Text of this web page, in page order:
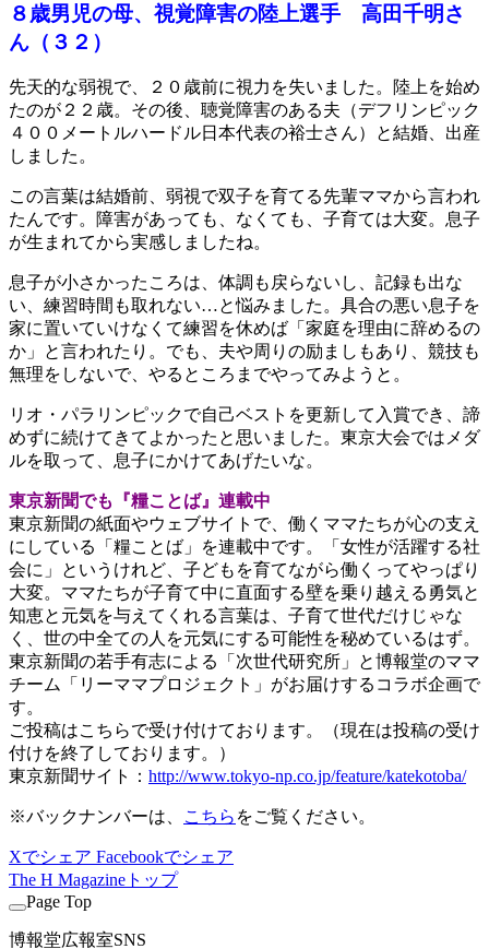
８歳男児の母、視覚障害の陸上選手 高田千明さ
ん（３２）
先天的な弱視で、２０歳前に視力を失いました。陸上を始め
たのが２２歳。その後、聴覚障害のある夫（デフリンピック
４００メートルハードル日本代表の裕士さん）と結婚、出産
しました。
この言葉は結婚前、弱視で双子を育てる先輩ママから言われ
たんです。障害があっても、なくても、子育ては大変。息子
が生まれてから実感しましたね。
息子が小さかったころは、体調も戻らないし、記録も出な
い、練習時間も取れない…と悩みました。具合の悪い息子を
家に置いていけなくて練習を休めば「家庭を理由に辞めるの
か」と言われたり。でも、夫や周りの励ましもあり、競技も
無理をしないで、やるところまでやってみようと。
リオ・パラリンピックで自己ベストを更新して入賞でき、諦
めずに続けてきてよかったと思いました。東京大会ではメダ
ルを取って、息子にかけてあげたいな。
東京新聞でも『糧ことば』連載中
東京新聞の紙面やウェブサイトで、働くママたちが心の支え
にしている「糧ことば」を連載中です。「女性が活躍する社
会に」というけれど、子どもを育てながら働くってやっぱり
大変。ママたちが子育て中に直面する壁を乗り越える勇気と
知恵と元気を与えてくれる言葉は、子育て世代だけじゃな
く、世の中全ての人を元気にする可能性を秘めているはず。
東京新聞の若手有志による「次世代研究所」と博報堂のママ
チーム「リーママプロジェクト」がお届けするコラボ企画で
す。
ご投稿はこちらで受け付けております。（現在は投稿の受け
付けを終了しております。）
東京新聞サイト： http://www.tokyo-np.co.jp/feature/katekotoba/
※バックナンバーは、 こちら をご覧ください。
Xでシェア Facebookでシェア
The H Magazineトップ
Page Top
博報堂広報室SNS